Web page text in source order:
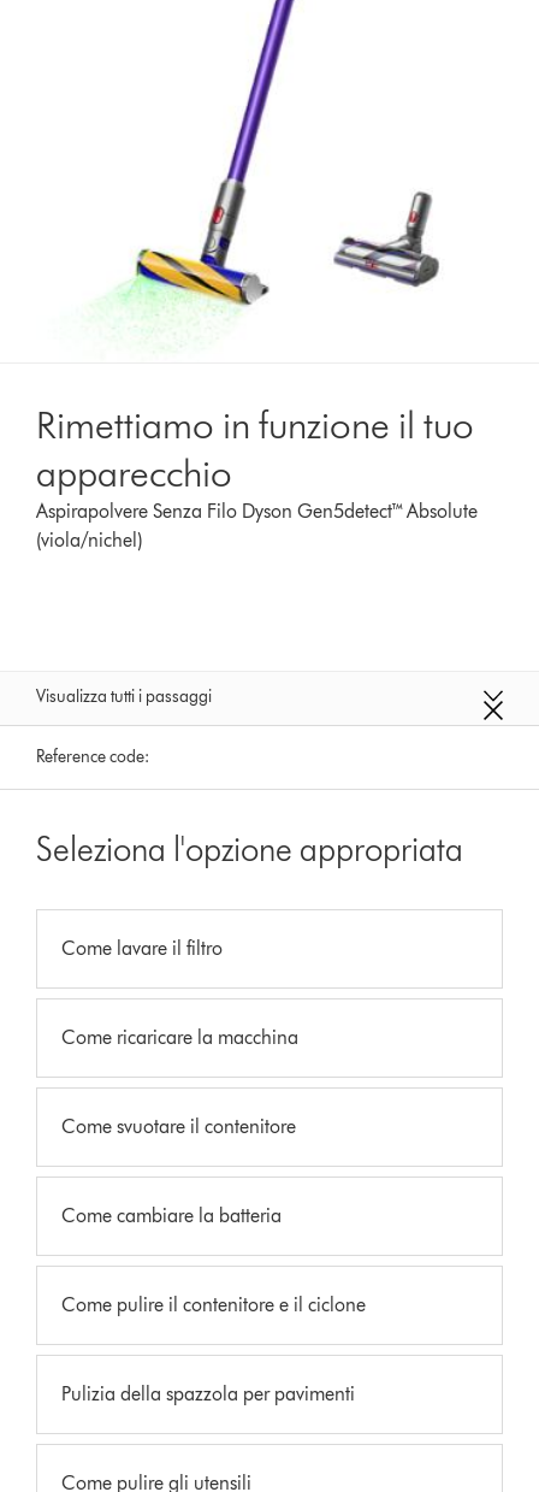
Rimettiamo in funzione il tuo
apparecchio
Aspirapolvere Senza Filo Dyson Gen5detect™ Absolute
(viola/nichel)
Visualizza tutti i passaggi
Reference code:
Seleziona l'opzione appropriata
Come lavare il filtro
Come ricaricare la macchina
Come svuotare il contenitore
Come cambiare la batteria
Come pulire il contenitore e il ciclone
Pulizia della spazzola per pavimenti
Come pulire gli utensili